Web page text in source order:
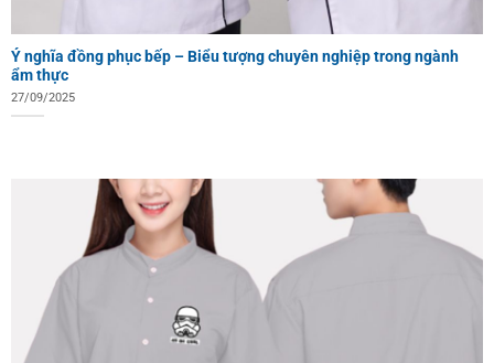
Ý nghĩa đồng phục bếp – Biểu tượng chuyên nghiệp trong ngành
ẩm thực
27/09/2025